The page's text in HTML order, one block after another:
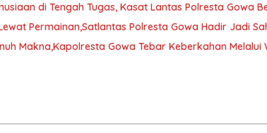
di Tengah Tugas, Kasat Lantas Polresta Gowa
Permainan,Satlantas Polresta Gowa Hadir Jadi
Makna,Kapolresta Gowa Tebar Keberkahan Melalui